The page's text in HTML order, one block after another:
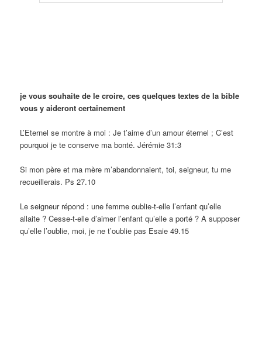
je vous souhaite de le croire, ces quelques textes de la bible
vous y aideront certainement
L’Eternel se montre à moi : Je t’aime d’un amour éternel ; C’est
pourquoi je te conserve ma bonté. Jérémie 31:3
Si mon père et ma mère m’abandonnaient, toi, seigneur, tu me
recueillerais. Ps 27.10
Le seigneur répond : une femme oublie-t-elle l’enfant qu’elle
allaite ? Cesse-t-elle d’aimer l’enfant qu’elle a porté ? A supposer
qu’elle l’oublie, moi, je ne t’oublie pas Esaie 49.15